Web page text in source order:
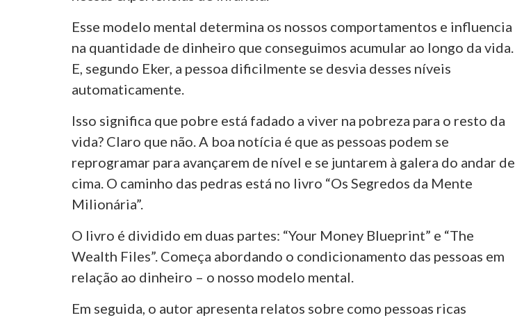
Esse modelo mental determina os nossos comportamentos e influencia
na quantidade de dinheiro que conseguimos acumular ao longo da vida.
E, segundo Eker, a pessoa dificilmente se desvia desses níveis
automaticamente.
Isso significa que pobre está fadado a viver na pobreza para o resto da
vida? Claro que não. A boa notícia é que as pessoas podem se
reprogramar para avançarem de nível e se juntarem à galera do andar de
cima. O caminho das pedras está no livro “Os Segredos da Mente
Milionária”.
O livro é dividido em duas partes: “Your Money Blueprint” e “The
Wealth Files”. Começa abordando o condicionamento das pessoas em
relação ao dinheiro – o nosso modelo mental.
Em seguida, o autor apresenta relatos sobre como pessoas ricas